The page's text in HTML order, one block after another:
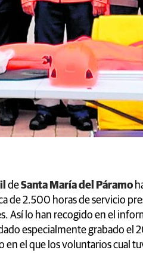
deSanta María del Páramo
de 2.500 horas de servicio
Así lo han recogido en el
especialmente grabado el
el que los voluntarios cual